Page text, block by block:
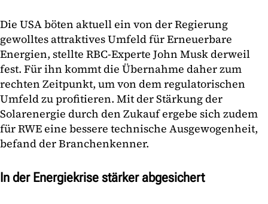
Die USA böten aktuell ein von der Regierung
gewolltes attraktives Umfeld für Erneuerbare
Energien, stellte RBC-Experte John Musk derweil
fest. Für ihn kommt die Übernahme daher zum
rechten Zeitpunkt, um von dem regulatorischen
Umfeld zu profitieren. Mit der Stärkung der
Solarenergie durch den Zukauf ergebe sich zudem
für RWE eine bessere technische Ausgewogenheit,
befand der Branchenkenner.
In der Energiekrise stärker abgesichert